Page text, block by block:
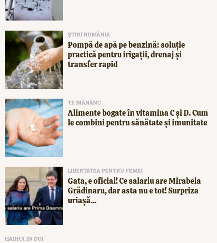
ȘTIRI ROMÂNIA
Pompă de apă pe benzină: soluție
practică pentru irigații, drenaj și
transfer rapid
TE MĂNÂNC
Alimente bogate în vitamina C și D. Cum
le combini pentru sănătate și imunitate
LIBERTATEA PENTRU FEMEI
Gata, e oficial! Ce salariu are Mirabela
Grădinaru, dar asta nu e tot! Surpriza
uriașă...
HAIHUI IN DOI